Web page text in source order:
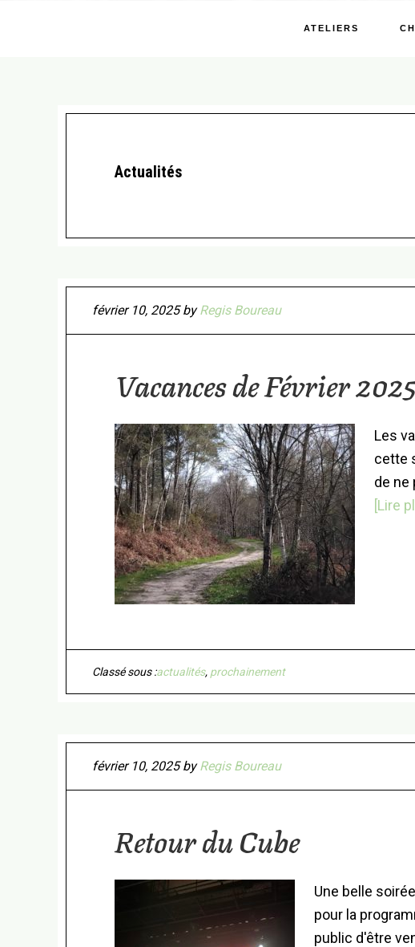
ATELIERS
Actualités
février 10, 2025byRegis Boureau
Vacances de Février
Les
cette
de ne
[Lire
Classé sous :actualités, prochainement
février 10, 2025byRegis Boureau
Retour du Cube
Une belle
pour la
public d'être